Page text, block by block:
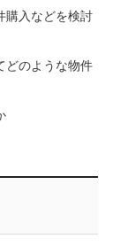
購入などを検討
どのような物件